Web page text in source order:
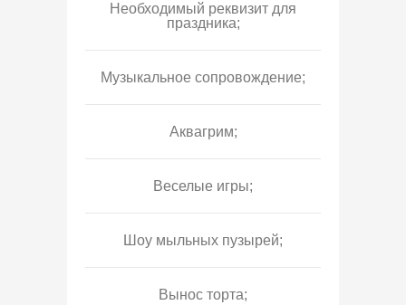
Необходимый реквизит для
праздника;
Музыкальное сопровождение;
Аквагрим;
Веселые игры;
Шоу мыльных пузырей;
Вынос торта;